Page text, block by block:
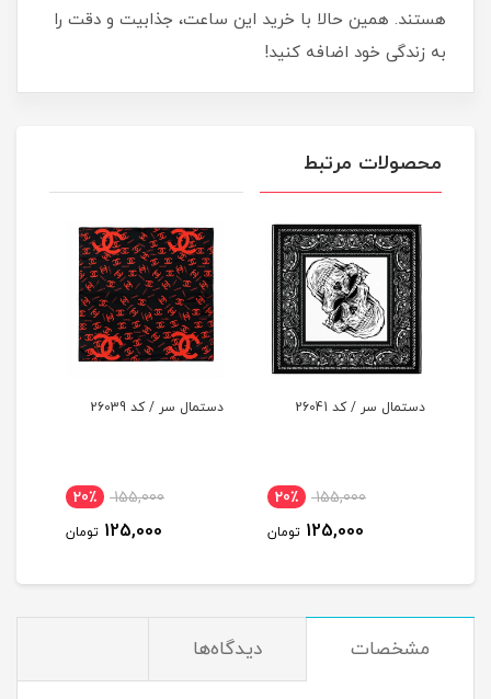
هستند. همین حالا با خرید این ساعت، جذابیت و دقت را
به زندگی خود اضافه کنید!
محصولات مرتبط
دستمال سر / کد 26041
155,000 20٪
125,000 تومان
دستمال سر / کد 26039
155,000 20٪
125,000 تومان
مشخصات دیدگاه‌ها